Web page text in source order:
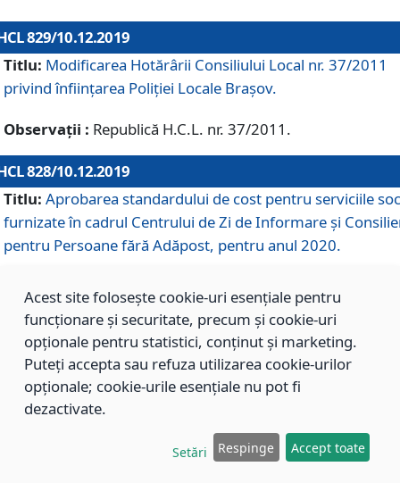
829/10.12.2019
Titlu: Modificarea Hotărârii Consiliului Local nr. 37/2011
privind înființarea Poliției Locale Brașov.
Observații : Republică H.C.L. nr. 37/2011.
828/10.12.2019
Titlu: Aprobarea standardului de cost pentru serviciile
furnizate în cadrul Centrului de Zi de Informare și
pentru Persoane fără Adăpost, pentru anul 2020.
827/10.12.2019
Aprobarea standardului de cost pentru serviciile
furnizate în cadrul Centrului Rezidențial pentru Persoane
Adăpost, pentru anul 2020.
Aprobarea standardului de cost pentru serviciile
Acest site folosește cookie-uri esențiale pentru
funcționare și securitate, precum și cookie-uri
opționale pentru statistici, conținut și marketing.
Puteți accepta sau refuza utilizarea cookie-urilor
opționale; cookie-urile esențiale nu pot fi
dezactivate.
Setări Respinge Accept toate